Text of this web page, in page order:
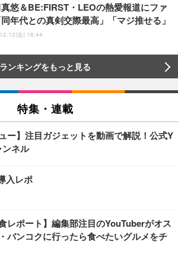
悠＆BE:FIRST・LEOの熱愛報道にファ
年代との真剣交際最高」「マジ推せる」
金) 18:44
ランキングをもっと見る
特集・連載
ー】注目ガジェットを動画で解説！公式Y
ネル
入レポ
レポート】編集部注目のYouTuberがオス
バンコクに行ったら食べたいグルメをチ